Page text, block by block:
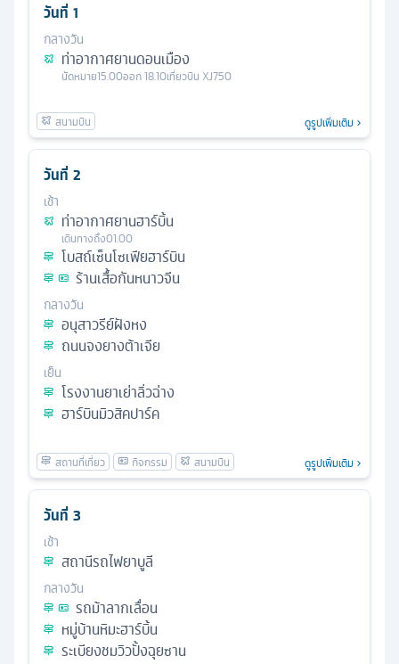
วันที่ 1
กลางวัน
ท่าอากาศยานดอนเมือง
นัดหมาย15.00ออก18.10เที่ยวบิน XJ750
ดูรูปเพิ่มเติม
วันที่ 2
เช้า
ท่าอากาศยานฮาร์บิ้น
เดินทางถึง01.00
โบสถ์เซ็นโซเฟียฮาร์บิน
ร้านเสื้อกันหนาวจีน
กลางวัน
อนุสาวรีย์ฝังหง
ถนนจงยางต้าเจีย
เย็น
โรงงานยาเย่าลิ่วฉ่าง
ฮาร์บินมิวสิคปาร์ค
ดูรูปเพิ่มเติม
วันที่ 3
เช้า
สถานีรถไฟยาบูลี
กลางวัน
รถม้าลากเลื่อน
หมู่บ้านหิมะฮาร์บิ้น
ระเบียงชมวิวปั้งฉุยซาน